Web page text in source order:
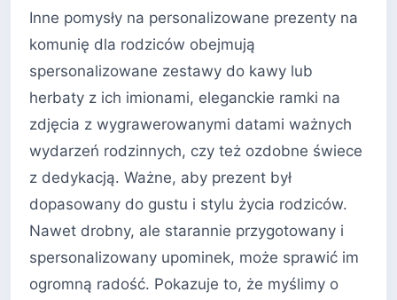
Inne pomysły na personalizowane prezenty na
komunię dla rodziców obejmują
spersonalizowane zestawy do kawy lub
herbaty z ich imionami, eleganckie ramki na
zdjęcia z wygrawerowanymi datami ważnych
wydarzeń rodzinnych, czy też ozdobne świece
z dedykacją. Ważne, aby prezent był
dopasowany do gustu i stylu życia rodziców.
Nawet drobny, ale starannie przygotowany i
spersonalizowany upominek, może sprawić im
ogromną radość. Pokazuje to, że myślimy o